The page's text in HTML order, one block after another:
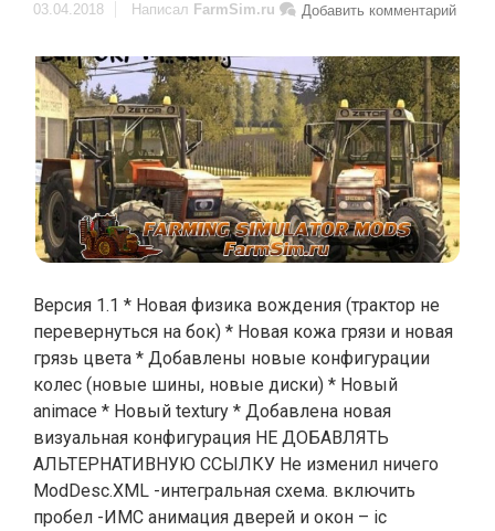
03.04.2018 Добавить комментарий
Написал FarmSim.ru
Версия 1.1 * Новая физика вождения (трактор не
перевернуться на бок) * Новая кожа грязи и новая
грязь цвета * Добавлены новые конфигурации
колес (новые шины, новые диски) * Новый
animace * Новый textury * Добавлена новая
визуальная конфигурация НЕ ДОБАВЛЯТЬ
АЛЬТЕРНАТИВНУЮ ССЫЛКУ Не изменил ничего
ModDesc.XML -интегральная схема. включить
пробел -ИМС анимация дверей и окон – ic